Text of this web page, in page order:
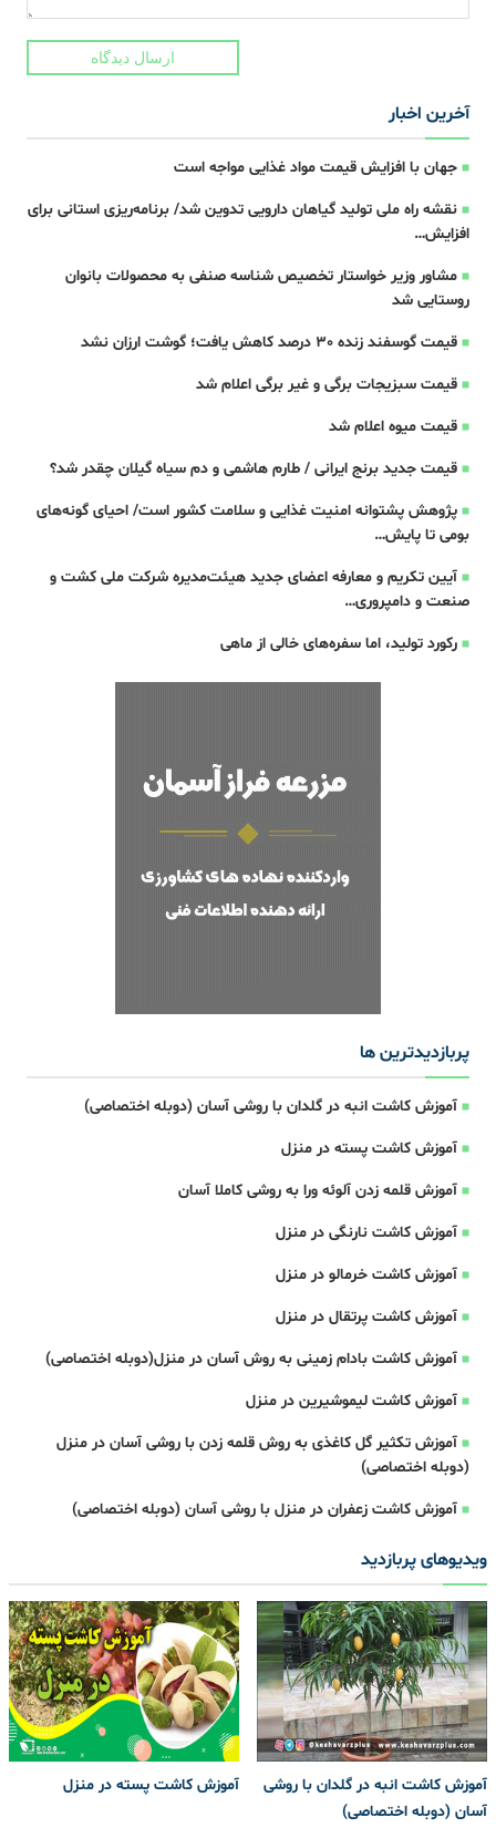
ارسال دیدگاه
آخرین اخبار
جهان با افزایش قیمت مواد غذایی مواجه است
نقشه راه ملی تولید گیاهان دارویی تدوین شد/ برنامه‌ریزی استانی برای
افزایش…
مشاور وزیر خواستار تخصیص شناسه صنفی به محصولات بانوان
روستایی شد
قیمت گوسفند زنده 30 درصد کاهش یافت؛ گوشت ارزان نشد
قیمت سبزیجات برگی و غیر برگی اعلام شد
قیمت میوه اعلام شد
قیمت جدید برنج ایرانی / طارم هاشمی و دم سیاه گیلان چقدر شد؟
پژوهش پشتوانه امنیت غذایی و سلامت کشور است/ احیای گونه‌های
بومی تا پایش…
آیین تکریم و معارفه اعضای جدید هیئت‌مدیره شرکت ملی کشت و
صنعت و دامپروری…
رکورد تولید، اما سفره‌های خالی از ماهی
پربازدیدترین ها
آموزش کاشت انبه در گلدان با روشی آسان (دوبله اختصاصی)
آموزش کاشت پسته در منزل
آموزش قلمه زدن آلوئه ورا به روشی کاملا آسان
آموزش کاشت نارنگی در منزل
آموزش کاشت خرمالو در منزل
آموزش کاشت پرتقال در منزل
آموزش کاشت بادام زمینی به روش آسان در منزل(دوبله اختصاصی)
آموزش کاشت لیموشیرین در منزل
آموزش تکثیر گل کاغذی به روش قلمه زدن با روشی آسان در منزل
(دوبله اختصاصی)
آموزش کاشت زعفران در منزل با روشی آسان (دوبله اختصاصی)
ویدیوهای پربازدید
آموزش کاشت انبه در گلدان با روشی
آسان (دوبله اختصاصی)
آموزش کاشت پسته در منزل